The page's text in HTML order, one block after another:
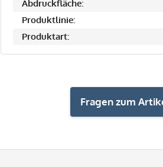
Abdruckfläche:
Produktlinie:
Produktart:
Fragen zum